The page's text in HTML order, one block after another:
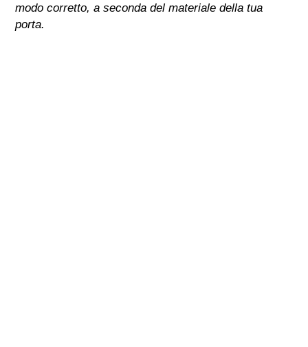
modo corretto, a seconda del materiale della tua
porta.